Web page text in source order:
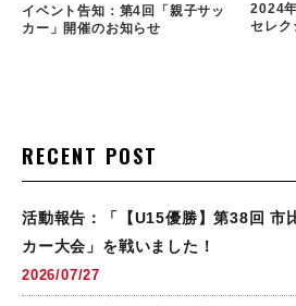
イベント告知：第4回「親子サッ
カー」開催のお知らせ
2024
セレク
RECENT POST
活動報告：「【U15優勝】第38回 市
カー大会」を戦いました！
2026/07/27